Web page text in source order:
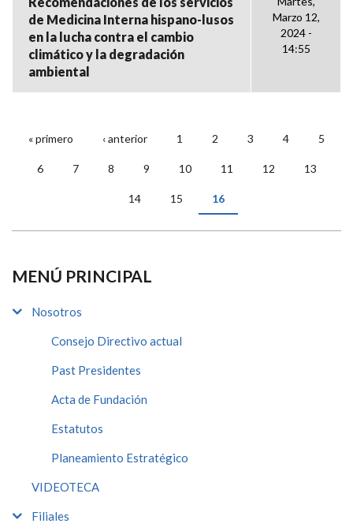
de Medicina Interna hispano-lusos
en la lucha contra el cambio
climático y la degradación
ambiental
Marzo 12,
2024 -
14:55
PÁGINAS
« primero ‹ anterior 1 2 3 4 5
6 7 8 9 10 11 12 13
14 15 16
MENÚ PRINCIPAL
Nosotros
Consejo Directivo actual
Past Presidentes
Acta de Fundación
Estatutos
Planeamiento Estratégico
VIDEOTECA
Filiales